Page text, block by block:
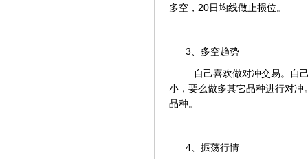
多空，20日均线做止损位。
3、多空趋势
自己喜欢做对冲交易。自
小，要么做多其它品种进行对
品种。
4、振荡行情